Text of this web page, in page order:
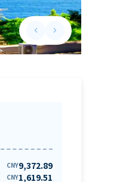
keyboard_arrow_leftPrevious slide
keyboard_arrow_rightNext slide
CNY9,372.89
CNY1,619.51